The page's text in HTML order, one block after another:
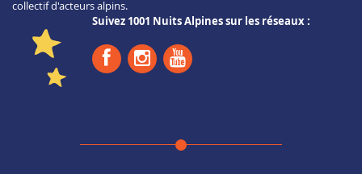
collectif d'acteurs alpins.
Suivez 1001 Nuits Alpines sur les réseaux :